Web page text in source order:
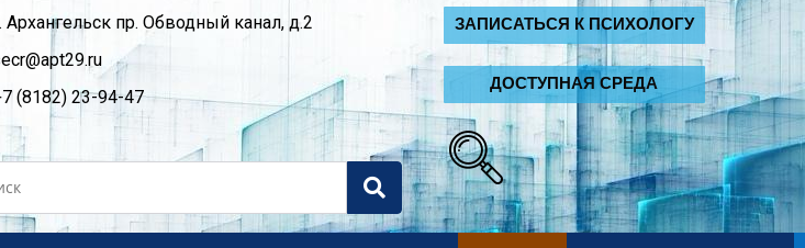
пр. Обводный канал, д.2
(8182) 23-94-47
ЗАПИСАТЬСЯ К ПСИХОЛОГУ
ДОСТУПНАЯ СРЕДА